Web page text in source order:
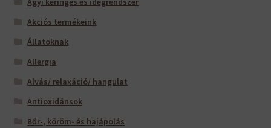
Akciós termékeink
Állatoknak
Allergia
Alvás/ relaxáció/ hangulat
Antioxidánsok
Bőr-, köröm- és hajápolás